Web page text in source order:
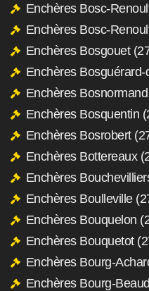
Enchères Bosc-
Enchères Bosc-
Enchères Bosgouet
Enchères
Enchères
Enchères Bosquentin
Enchères Bosrobert
Enchères Bottereaux
Enchères
Enchères Boulleville
Enchères Bouquelon
Enchères Bouquetot
Enchères Bourg-
Enchères Bourg-